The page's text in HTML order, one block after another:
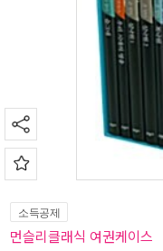
소득공제
먼슬리클래식 여권케이스